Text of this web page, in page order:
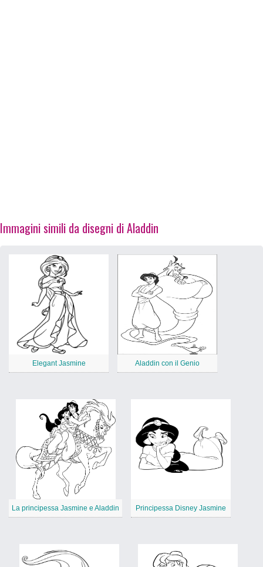
Immagini simili da disegni di Aladdin
Elegant Jasmine Aladdin con il Genio
La principessa Jasmine e Aladdin Principessa Disney Jasmine